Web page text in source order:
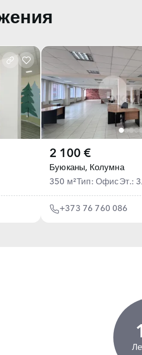
2 100 €
Буюканы, Колумна
350 м²Тип: ОфисЭт.:
+373 76 760 086